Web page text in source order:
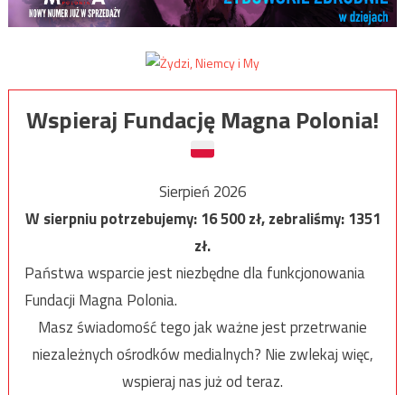
Wspieraj Fundację Magna Polonia!
Sierpień 2026
W sierpniu potrzebujemy:16 500zł, zebraliśmy:1351
zł.
Państwa wsparcie jest niezbędne dla funkcjonowania
Fundacji Magna Polonia.
Masz świadomość tego jak ważne jest przetrwanie
niezależnych ośrodków medialnych? Nie zwlekaj więc,
wspieraj nas już od teraz.